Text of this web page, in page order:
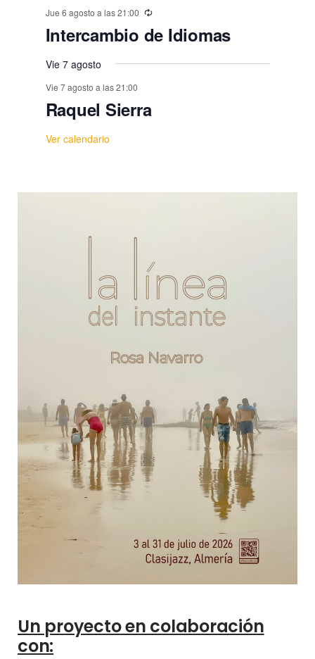
Jue 6 agosto a las 21:00
Intercambio de Idiomas
Vie 7 agosto
Vie 7 agosto a las 21:00
Raquel Sierra
Ver calendario
Un proyecto en colaboración
con: